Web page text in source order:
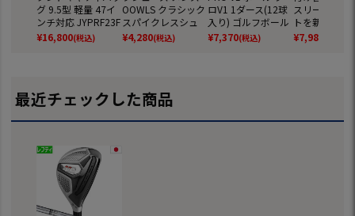
グ 9.5型 軽量 47イ
ンチ対応 JYPRF23F
SB 【JYPER'Sオリ
ジナル商品】
¥16,800(税込)
OOWLS クラシック
スパイクレスシュ
ーズ JYPRF003 ス
パイクレスシューズ
f 防水 靴 グッズ お
しゃれ スパイクレ
スゴルフシューズ
¥4,280(税込)
ロV1 1ダース(12球
入り) ゴルフボール
2025年モデル TITL
EIST 日本正規品
¥7,370(税込)
スリーブ付き
トを新たにご
スリーブへ付
ます 各メー
¥7,980
最近チェックした商品